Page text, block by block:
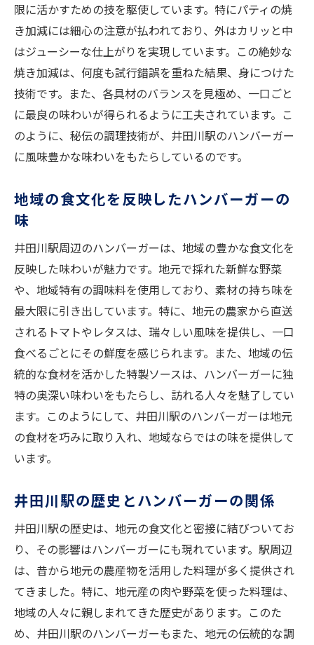
限に活かすための技を駆使しています。特にパティの焼
き加減には細心の注意が払われており、外はカリッと中
はジューシーな仕上がりを実現しています。この絶妙な
焼き加減は、何度も試行錯誤を重ねた結果、身につけた
技術です。また、各具材のバランスを見極め、一口ごと
に最良の味わいが得られるように工夫されています。こ
のように、秘伝の調理技術が、井田川駅のハンバーガー
に風味豊かな味わいをもたらしているのです。
地域の食文化を反映したハンバーガーの
味
井田川駅周辺のハンバーガーは、地域の豊かな食文化を
反映した味わいが魅力です。地元で採れた新鮮な野菜
や、地域特有の調味料を使用しており、素材の持ち味を
最大限に引き出しています。特に、地元の農家から直送
されるトマトやレタスは、瑞々しい風味を提供し、一口
食べるごとにその鮮度を感じられます。また、地域の伝
統的な食材を活かした特製ソースは、ハンバーガーに独
特の奥深い味わいをもたらし、訪れる人々を魅了してい
ます。このようにして、井田川駅のハンバーガーは地元
の食材を巧みに取り入れ、地域ならではの味を提供して
います。
井田川駅の歴史とハンバーガーの関係
井田川駅の歴史は、地元の食文化と密接に結びついてお
り、その影響はハンバーガーにも現れています。駅周辺
は、昔から地元の農産物を活用した料理が多く提供され
てきました。特に、地元産の肉や野菜を使った料理は、
地域の人々に親しまれてきた歴史があります。このた
め、井田川駅のハンバーガーもまた、地元の伝統的な調